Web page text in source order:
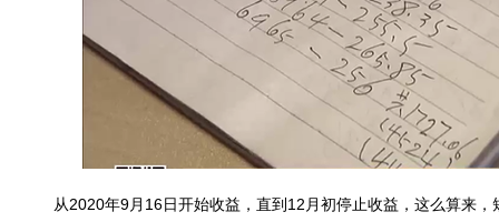
从2020年9月16日开始收益，直到12月初停止收益，这么算来，